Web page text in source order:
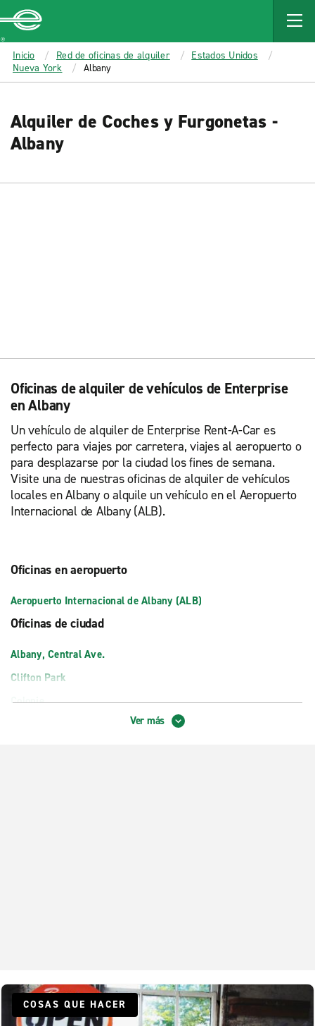
MAIN
CONTENT
Enterprise
Inicio Red de oficinas de alquiler
Estados Unidos
Nueva York
Albany
Alquiler de Coches y Furgonetas -
Albany
Oficinas de alquiler de vehículos de Enterprise
en Albany
Un vehículo de alquiler de Enterprise Rent-A-Car es
perfecto para viajes por carretera, viajes al aeropuerto o
para desplazarse por la ciudad los fines de semana.
Visite una de nuestras oficinas de alquiler de vehículos
locales en Albany o alquile un vehículo en el Aeropuerto
Internacional de Albany (ALB).
Oficinas en aeropuerto
Aeropuerto Internacional de Albany (ALB)
Oficinas de ciudad
Albany, Central Ave.
Clifton Park
Colonie
Ver más
COSAS QUE HACER